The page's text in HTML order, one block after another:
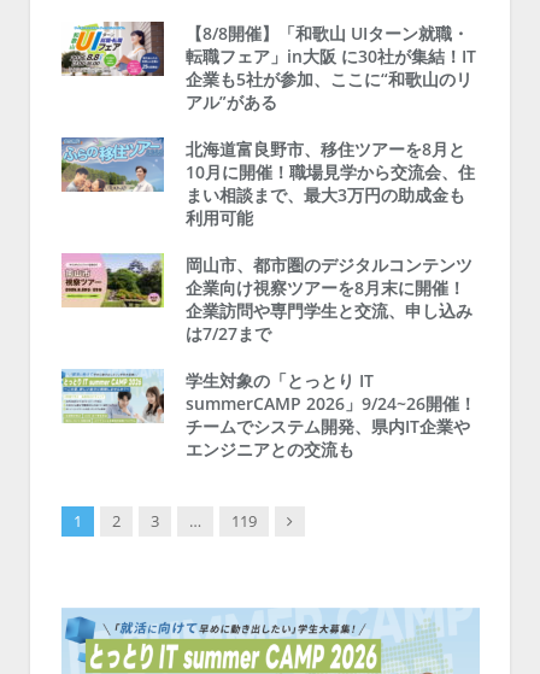
【8/8開催】「和歌山 UIターン就職・
転職フェア」in大阪 に30社が集結！IT
企業も5社が参加、ここに“和歌山のリ
アル”がある
北海道富良野市、移住ツアーを8月と
10月に開催！職場見学から交流会、住
まい相談まで、最大3万円の助成金も
利用可能
岡山市、都市圏のデジタルコンテンツ
企業向け視察ツアーを8月末に開催！
企業訪問や専門学生と交流、申し込み
は7/27まで
学生対象の「とっとり IT
summerCAMP 2026」9/24~26開催！
チームでシステム開発、県内IT企業や
エンジニアとの交流も
1 2 3 … 119 Next